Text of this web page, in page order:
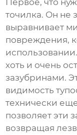
Первое, что
точилка. Он не
выравнивает
повреждения,
хоть и очень
зазубринами.
видимость
технически
позволяет эти
возвращая